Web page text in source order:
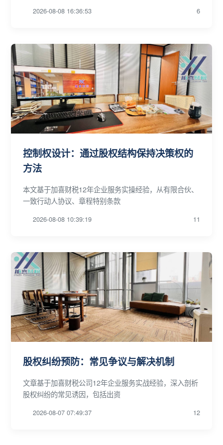
2026-08-08 16:36:53 6
控制权设计：通过股权结构保持决策权的
方法
本文基于加喜财税12年企业服务实操经验，从有限合伙、
一致行动人协议、章程特别条款
2026-08-08 10:39:19 11
股权纠纷预防：常见争议与解决机制
文章基于加喜财税公司12年企业服务实战经验，深入剖析
股权纠纷的常见诱因，包括出资
2026-08-07 07:49:37 12